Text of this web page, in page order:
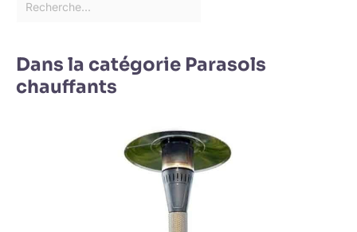
Dans la catégorie Parasols
chauffants